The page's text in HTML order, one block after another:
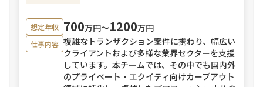
想定年収 700万円〜1200万円
仕事内容 複雑なトランザクション案件に携わり、幅広い
クライアントおよび多様な業界セクターを支援
しています。本チームでは、その中でも国内外
のプライベート・エクイティ向けカーブアウト